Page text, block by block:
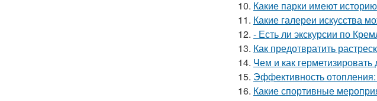
10. Какие парки имеют
11. Какие галереи искусства
12. - Есть ли экскурсии по
13. Как предотвратить
14. Чем и как
15. Эффективность
16. Какие спортивные